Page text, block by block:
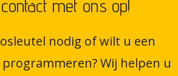
met ons op!
nodig of wilt u een
Wij helpen u